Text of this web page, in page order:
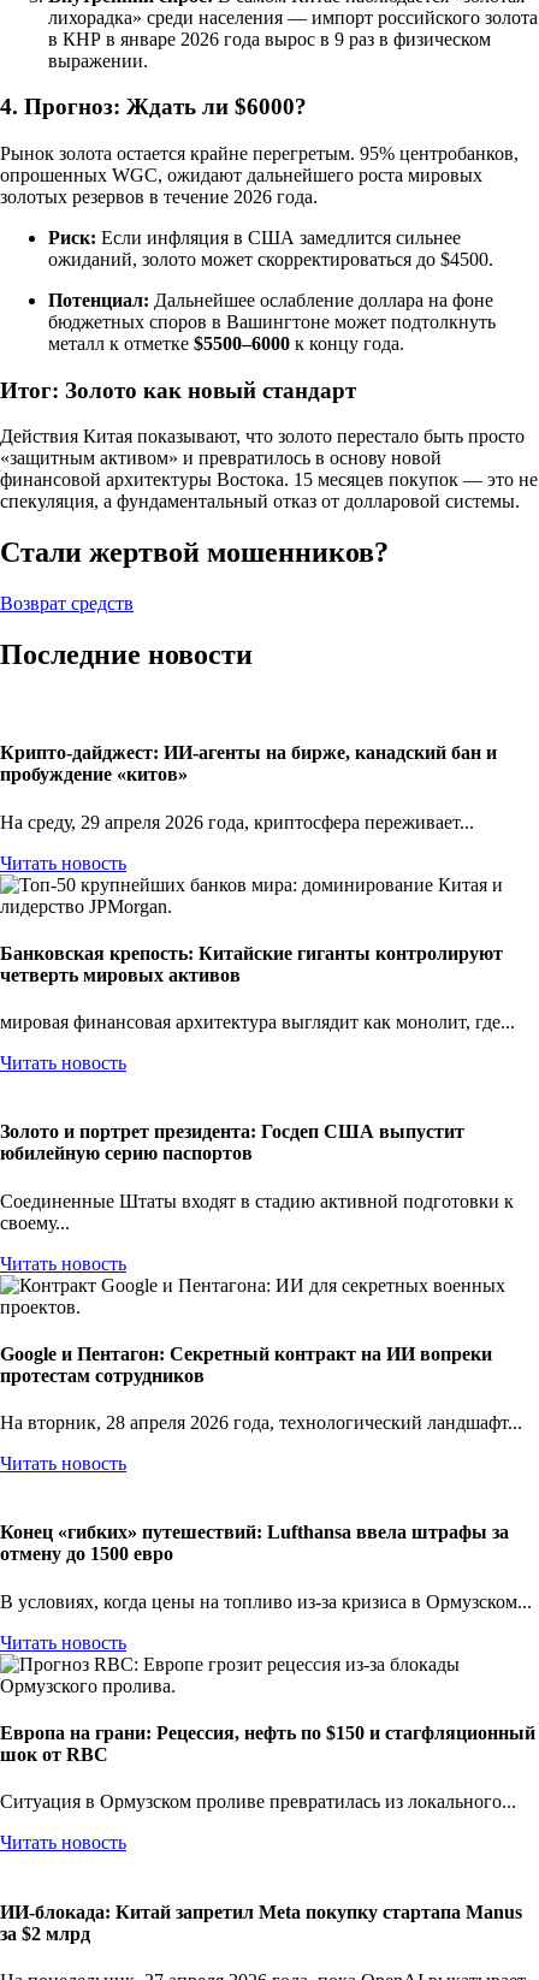
лихорадка» среди населения — импорт российского золота
в КНР в январе 2026 года вырос в 9 раз в физическом
выражении.
4. Прогноз: Ждать ли $6000?
Рынок золота остается крайне перегретым. 95% центробанков,
опрошенных WGC, ожидают дальнейшего роста мировых
золотых резервов в течение 2026 года.
Риск: Если инфляция в США замедлится сильнее
ожиданий, золото может скорректироваться до $4500.
Потенциал: Дальнейшее ослабление доллара на фоне
бюджетных споров в Вашингтоне может подтолкнуть
металл к отметке $5500–6000 к концу года.
Итог: Золото как новый стандарт
Действия Китая показывают, что золото перестало быть просто
«защитным активом» и превратилось в основу новой
финансовой архитектуры Востока. 15 месяцев покупок — это не
спекуляция, а фундаментальный отказ от долларовой системы.
Стали жертвой мошенников?
Возврат средств
Последние новости
Крипто-дайджест: ИИ-агенты на бирже, канадский бан и
пробуждение «китов»
На среду, 29 апреля 2026 года, криптосфера переживает...
Читать новость
Банковская крепость: Китайские гиганты контролируют
четверть мировых активов
мировая финансовая архитектура выглядит как монолит, где...
Читать новость
Золото и портрет президента: Госдеп США выпустит
юбилейную серию паспортов
Соединенные Штаты входят в стадию активной подготовки к
своему...
Читать новость
Google и Пентагон: Секретный контракт на ИИ вопреки
протестам сотрудников
На вторник, 28 апреля 2026 года, технологический ландшафт...
Читать новость
Конец «гибких» путешествий: Lufthansa ввела штрафы за
отмену до 1500 евро
В условиях, когда цены на топливо из-за кризиса в Ормузском...
Читать новость
Европа на грани: Рецессия, нефть по $150 и стагфляционный
шок от RBC
Ситуация в Ормузском проливе превратилась из локального...
Читать новость
ИИ-блокада: Китай запретил Meta покупку стартапа Manus
за $2 млрд